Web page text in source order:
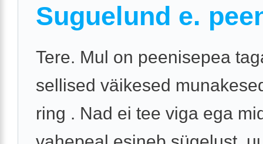
Suguelund e.
Tere. Mul on peenisepea
sellised väikesed
ring . Nad ei tee viga ega